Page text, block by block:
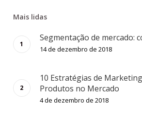
Mais lidas
Segmentação de mercado:
14 de dezembro de 2018
10 Estratégias de
Produtos no Mercado
4 de dezembro de 2018